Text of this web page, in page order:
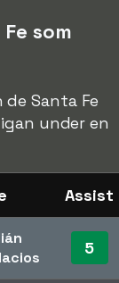
som
Santa Fe
under en
Assist
5